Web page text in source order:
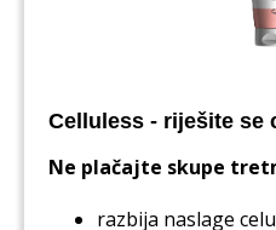
Celluless - riješite se
Ne plačajte skupe
razbija naslage